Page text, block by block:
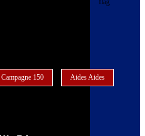
Campagne 150 AidesAides